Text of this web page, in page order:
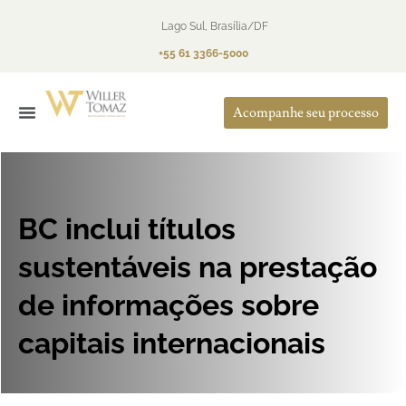
Lago Sul, Brasília/DF
+55 61 3366-5000
Acompanhe seu processo
BC inclui títulos
sustentáveis na prestação
de informações sobre
capitais internacionais